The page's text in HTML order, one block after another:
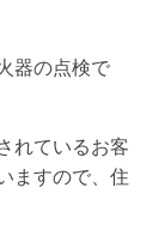
器の点検で
れているお客
ますので、住